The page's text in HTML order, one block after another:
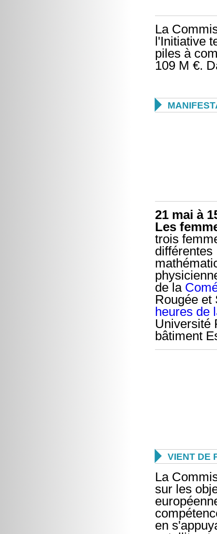
La
l'Initiative
piles à
109 M €.

21 mai à
Les
trois
de la
Rougée et
heures de
Université
bâtiment
 VIENT DE
La
sur les
en